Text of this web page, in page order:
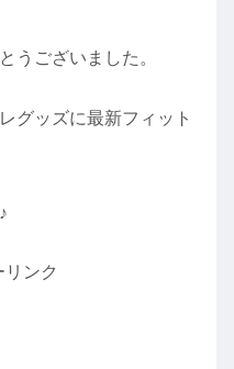
うございました。
グッズに最新フィット
リンク